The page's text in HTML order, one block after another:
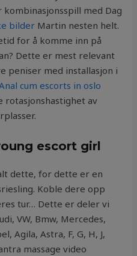
med Dag
bilder Martin nesten helt.
for å komme inn på
Dette er mest relevant
peniser med installasjon i
cum escorts in oslo
rotasjonshastighet av
escort girl
dette, for dette er en
Koble dere opp
tur… Dette er deler vi
VW, Bmw, Mercedes,
Agila, Astra, F, G, H, J,
massage video